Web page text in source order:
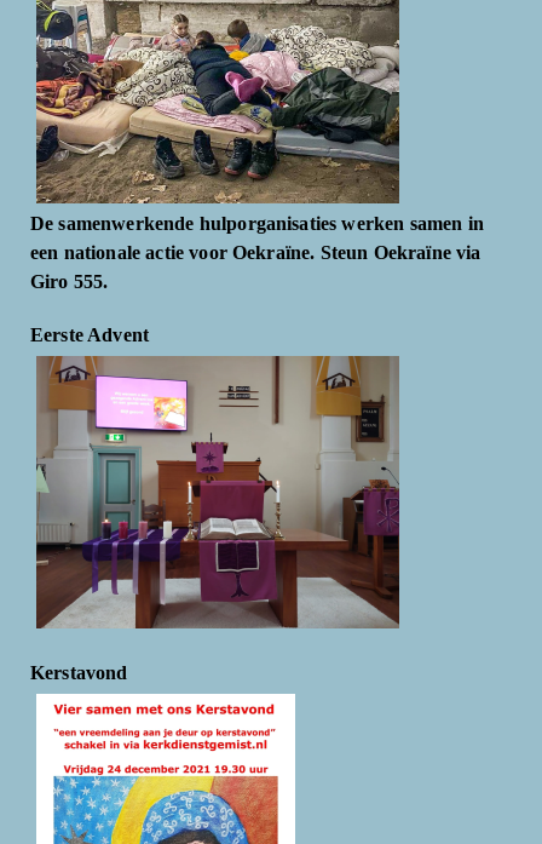
De samenwerkende hulporganisaties werken samen in
een nationale actie voor Oekraïne. Steun Oekraïne via
Giro 555.
Eerste Advent
Kerstavond